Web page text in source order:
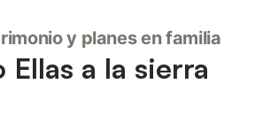
y planes en familia
Ellas a la sierra